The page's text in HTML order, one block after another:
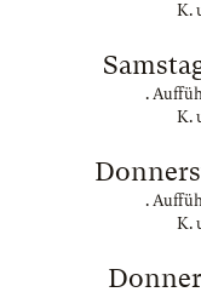
K.
.
K.
.
K.